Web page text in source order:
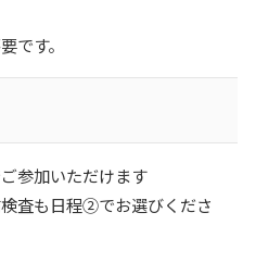
です。
参加いただけます
査も日程②でお選びくださ